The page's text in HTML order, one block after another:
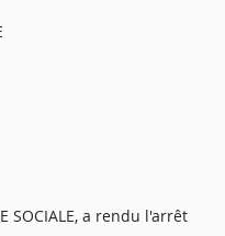
SOCIALE, a rendu l'arrêt